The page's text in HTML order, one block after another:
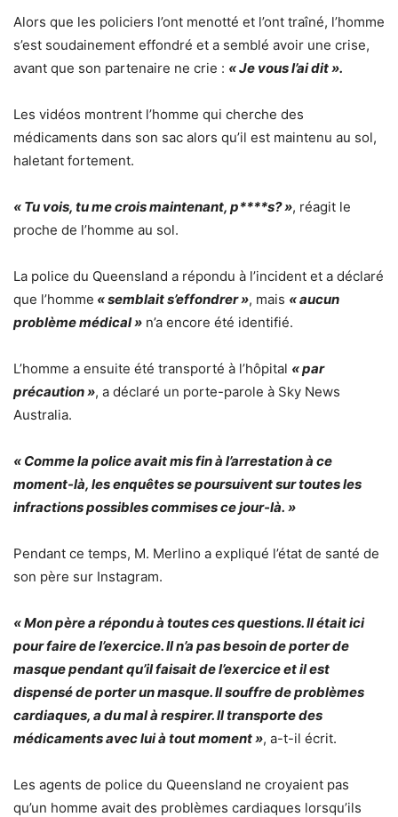
Alors que les policiers l’ont menotté et l’ont traîné, l’homme
s’est soudainement effondré et a semblé avoir une crise,
avant que son partenaire ne crie : « Je vous l’ai dit ».
Les vidéos montrent l’homme qui cherche des
médicaments dans son sac alors qu’il est maintenu au sol,
haletant fortement.
« Tu vois, tu me crois maintenant, p****s? », réagit le
proche de l’homme au sol.
La police du Queensland a répondu à l’incident et a déclaré
que l’homme « semblait s’effondrer », mais « aucun
problème médical » n’a encore été identifié.
L’homme a ensuite été transporté à l’hôpital « par
précaution », a déclaré un porte-parole à Sky News
Australia.
« Comme la police avait mis fin à l’arrestation à ce
moment-là, les enquêtes se poursuivent sur toutes les
infractions possibles commises ce jour-là. »
Pendant ce temps, M. Merlino a expliqué l’état de santé de
son père sur Instagram.
« Mon père a répondu à toutes ces questions. Il était ici
pour faire de l’exercice. Il n’a pas besoin de porter de
masque pendant qu’il faisait de l’exercice et il est
dispensé de porter un masque. Il souffre de problèmes
cardiaques, a du mal à respirer. Il transporte des
médicaments avec lui à tout moment », a-t-il écrit.
Les agents de police du Queensland ne croyaient pas
qu’un homme avait des problèmes cardiaques lorsqu’ils